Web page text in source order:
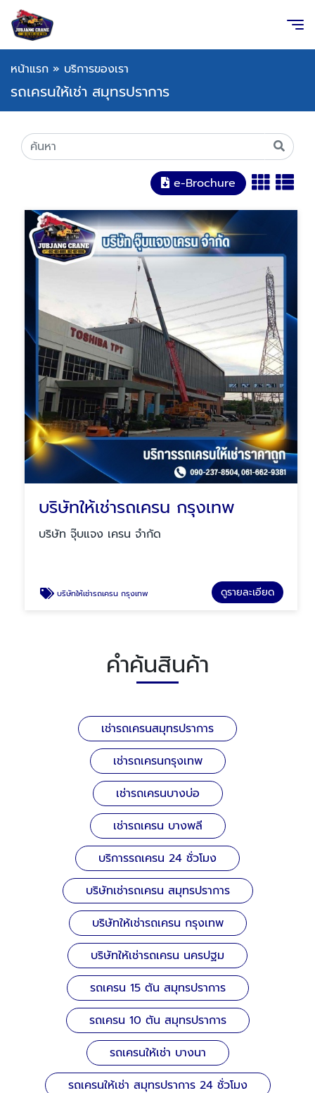
หน้าแรก » บริการของเรา
รถเครนให้เช่า สมุทรปราการ
e-Brochure
บริษัทให้เช่ารถเครน กรุงเทพ
บริษัท จุ๊บแจง เครน จำกัด
บริษัทให้เช่ารถเครน กรุงเทพ ดูรายละเอียด
คำค้นสินค้า
เช่ารถเครนสมุทรปราการ
เช่ารถเครนกรุงเทพ
เช่ารถเครนบางบ่อ
เช่ารถเครน บางพลี
บริการรถเครน 24 ชั่วโมง
บริษัทเช่ารถเครน สมุทรปราการ
บริษัทให้เช่ารถเครน กรุงเทพ
บริษัทให้เช่ารถเครน นครปฐม
รถเครน 15 ตัน สมุทรปราการ
รถเครน 10 ตัน สมุทรปราการ
รถเครนให้เช่า บางนา
รถเครนให้เช่า สมุทรปราการ 24 ชั่วโมง